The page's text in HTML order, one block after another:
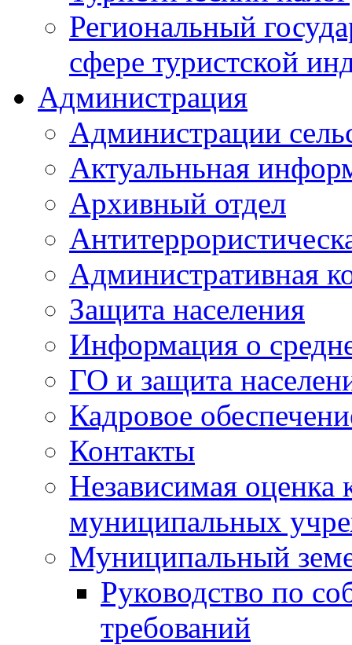
Региональный
сфере туристской
Администрация
Администрации
Актуальньная
Архивный отдел
Административная
Защита населения
Информация о
ГО и защита
Кадровое
Контакты
Независимая оценка
муниципальных
Муниципальный
Руководство по
требований